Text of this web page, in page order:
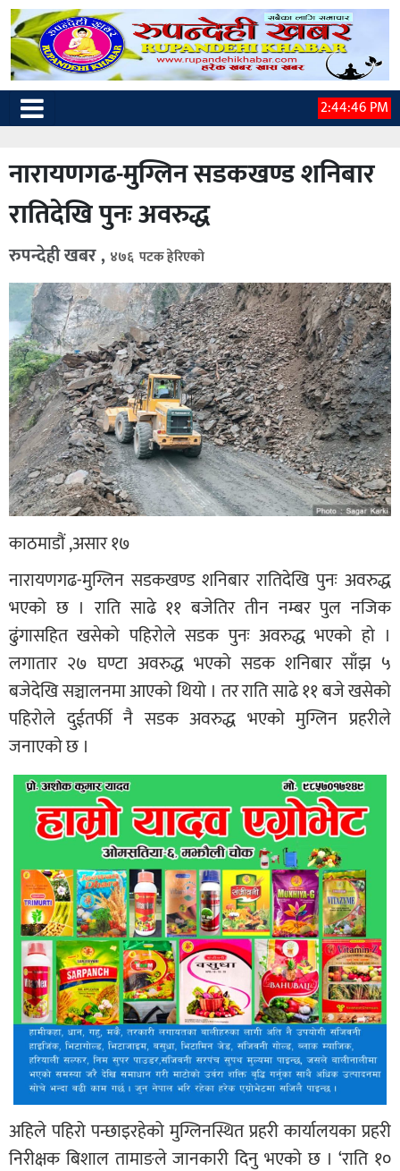
2:44:47 PM
नारायणगढ-मुग्लिन सडकखण्ड शनिबार
रातिदेखि पुनः अवरुद्ध
रुपन्देही खबर , ४७६ पटक हेरिएको
काठमाडौं ,असार १७
नारायणगढ-मुग्लिन सडकखण्ड शनिबार रातिदेखि पुनः अवरुद्ध
भएको छ । राति साढे ११ बजेतिर तीन नम्बर पुल नजिक
ढुंगासहित खसेको पहिरोले सडक पुनः अवरुद्ध भएको हो ।
लगातार २७ घण्टा अवरुद्ध भएको सडक शनिबार साँझ ५
बजेदेखि सञ्चालनमा आएको थियो । तर राति साढे ११ बजे खसेको
पहिरोले दुईतर्फी नै सडक अवरुद्ध भएको मुग्लिन प्रहरीले
जनाएको छ ।
अहिले पहिरो पन्छाइरहेको मुग्लिनस्थित प्रहरी कार्यालयका प्रहरी
निरीक्षक बिशाल तामाङले जानकारी दिनु भएको छ । ‘राति १०